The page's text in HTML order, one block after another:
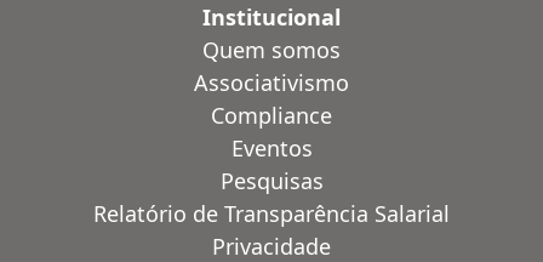
Institucional
Quem somos
Associativismo
Compliance
Eventos
Pesquisas
Relatório de Transparência Salarial
Privacidade